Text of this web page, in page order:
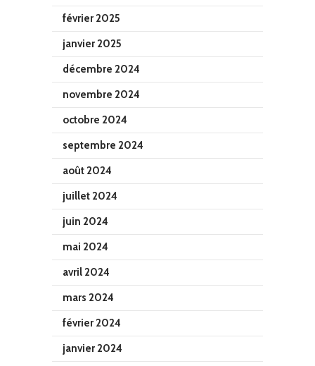
février 2025
janvier 2025
décembre 2024
novembre 2024
octobre 2024
septembre 2024
août 2024
juillet 2024
juin 2024
mai 2024
avril 2024
mars 2024
février 2024
janvier 2024